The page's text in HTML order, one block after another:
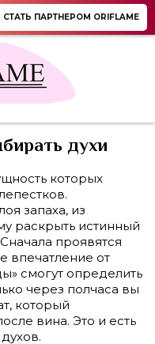
СТАТЬ ПАРТНЕРОМ ORIFLAME
духи
которых
запаха, из
раскрыть истинный
проявятся
впечатление от
смогут определить
через полчаса вы
который
вина. Это и есть